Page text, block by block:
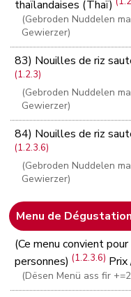
thaïlandaises (Thaï)
(Gebroden Nuddelen
Gewierzer)
83) Nouilles de riz
(1.2.3)
(Gebroden Nuddelen
Gewierzer)
84) Nouilles de riz
(1.2.3.6)
(Gebroden Nuddelen
Gewierzer)
Menu de
(Ce menu convient
personnes)(1.2.3.6) Prix
(Dësen Menü ass fir